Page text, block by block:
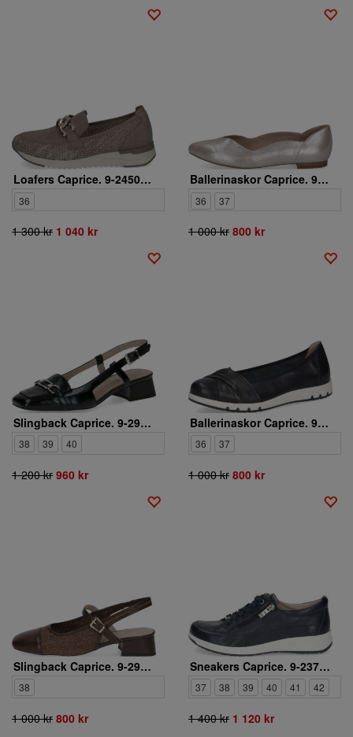
Loafers Caprice. 9-24505-46-326
36
1 300 kr 1 040 kr
Ballerinaskor Caprice. 9-22200-42-341
36 37
1 000 kr 800 kr
Slingback Caprice. 9-29501-44/017
38 39 40
1 200 kr 960 kr
Ballerinaskor Caprice. 9-22118-44/856
36 37
1 000 kr 800 kr
Slingback Caprice. 9-29604-46-329
38
1 000 kr 800 kr
Sneakers Caprice. 9-23724-46-883
37 38 39 40 41 42
1 400 kr 1 120 kr